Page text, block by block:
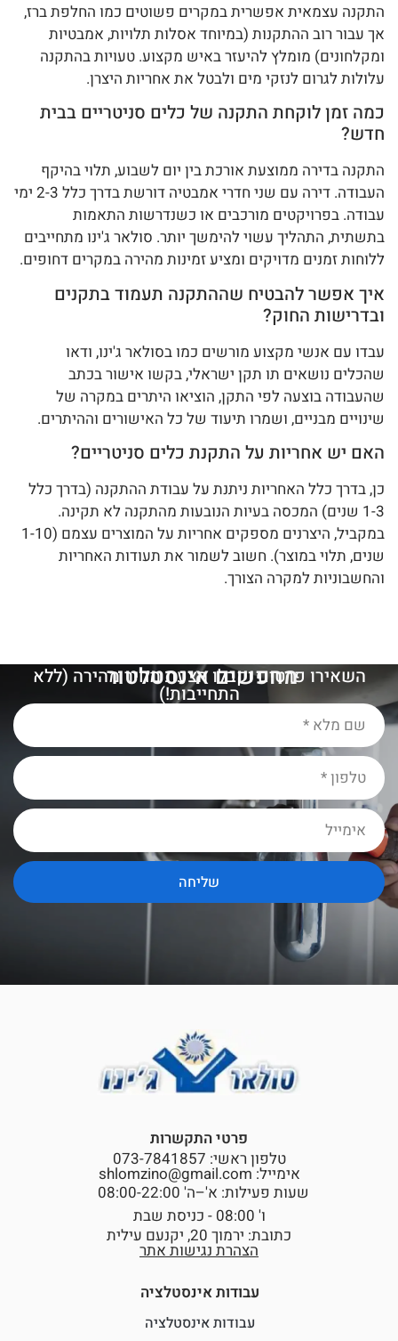
התקנה עצמאית אפשרית במקרים פשוטים כמו החלפת ברז,
אך עבור רוב ההתקנות (במיוחד אסלות תלויות, אמבטיות
ומקלחונים) מומלץ להיעזר באיש מקצוע. טעויות בהתקנה
עלולות לגרום לנזקי מים ולבטל את אחריות היצרן.
כמה זמן לוקחת התקנה של כלים סניטריים בבית
חדש?
התקנה בדירה ממוצעת אורכת בין יום לשבוע, תלוי בהיקף
העבודה. דירה עם שני חדרי אמבטיה דורשת בדרך כלל 2-3 ימי
עבודה. בפרויקטים מורכבים או כשנדרשות התאמות
בתשתית, התהליך עשוי להימשך יותר. סולאר ג'ינו מתחייבים
ללוחות זמנים מדויקים ומציע זמינות מהירה במקרים דחופים.
איך אפשר להבטיח שההתקנה תעמוד בתקנים
ובדרישות החוק?
עבדו עם אנשי מקצוע מורשים כמו בסולאר ג'ינו, ודאו
שהכלים נושאים תו תקן ישראלי, בקשו אישור בכתב
שהעבודה בוצעה לפי התקן, הוציאו היתרים במקרה של
שינויים מבניים, ושמרו תיעוד של כל האישורים וההיתרים.
האם יש אחריות על התקנת כלים סניטריים?
כן, בדרך כלל האחריות ניתנת על עבודת ההתקנה (בדרך כלל
1-3 שנים) המכסה בעיות הנובעות מהתקנה לא תקינה.
במקביל, היצרנים מספקים אחריות על המוצרים עצמם (1-10
שנים, תלוי במוצר). חשוב לשמור את תעודות האחריות
והחשבוניות למקרה הצורך.
מחפשים אינסטלטורמומלץ?
השאירו פרטים וקבלו הצעת מחיר מהירה (ללא
התחייבות!)
שליחה
פרטי התקשרות
טלפון ראשי: 073-7841857
אימייל: shlomzino@gmail.com
שעות פעילות: א'–ה' 08:00-22:00
ו' 08:00 - כניסת שבת
כתובת: ירמוך 20, יקנעם עילית
הצהרת נגישות אתר
עבודות אינסטלציה
עבודות אינסטלציה